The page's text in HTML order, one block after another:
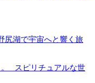
尻湖で宇宙へと響く旅
スピリチュアルな世